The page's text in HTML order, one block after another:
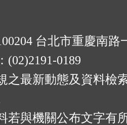
台北市重慶南路
0189
之最新動態及資料檢
若與機關公布文字有